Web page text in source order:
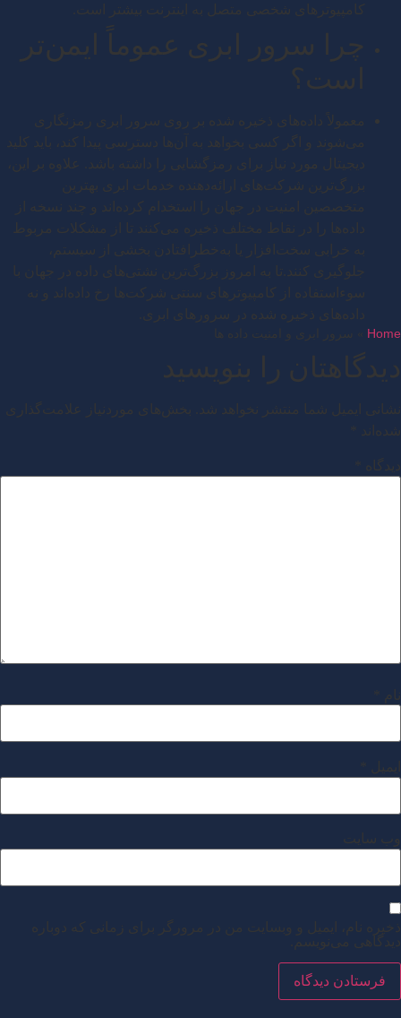
کامپیوترهای شخصی متصل به اینترنت بیشتر است.
چرا سرور ابری عموماً ایمن‌تر
است؟
معمولاً داده‌های ذخیره شده بر روی سرور ابری رمزنگاری
می‌شوند و اگر کسی بخواهد به آن‌ها دسترسی پیدا کند، باید کلید
دیجیتال مورد نیاز برای رمزگشایی را داشته باشد. علاوه بر این،
بزرگ‌ترین شرکت‌های ارائه‌دهنده خدمات ابری بهترین
متخصصین امنیت در جهان را استخدام کرده‌اند و چند نسخه از
داده‌ها را در نقاط مختلف ذخیره می‌کنند تا از مشکلات مربوط
به خرابی سخت‌افزار یا به‌خطرافتادن بخشی از سیستم،
جلوگیری کنند.تا به امروز بزرگ‌ترین نشتی‌های داده در جهان با
سوءاستفاده از کامپیوترهای سنتی شرکت‌ها رخ داده‌اند و نه
داده‌های ذخیره شده در سرورهای ابری.
Home سرور ابری و امنیت داده ها
دیدگاهتان را بنویسید
نشانی ایمیل شما منتشر نخواهد شد.
بخش‌های موردنیاز علامت‌گذاری
شده‌اند
دیدگاه
نام
ایمیل
وب‌ سایت
ذخیره نام، ایمیل و وبسایت من در مرورگر برای زمانی که دوباره
دیدگاهی می‌نویسم.